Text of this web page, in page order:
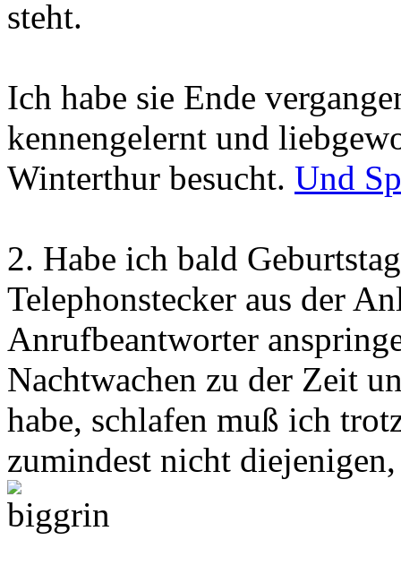
steht.
Ich habe sie Ende
kennengelernt und
Winterthur besucht. Und
2. Habe ich bald
Telephonstecker aus der
Anrufbeantworter
Nachtwachen zu der Zeit
habe, schlafen muß ich
zumindest nicht